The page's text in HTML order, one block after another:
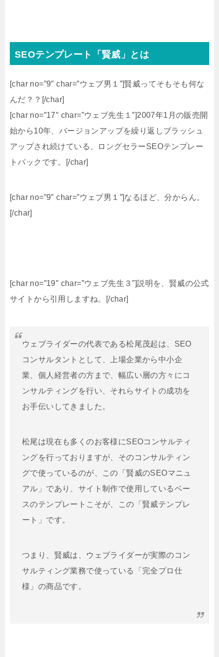
SEOテンプレート「賢威」とは
[char no=”9″ char=”ウェブ男１”]賢威ってそもそも何な
んだ？？[/char]
[char no=”17″ char=”ウェブ先生１”]2007年1月の販売開
始から10年、バージョンアップを繰り返しブラッシュ
アップされ続けている、ロングセラーSEOテンプレー
トパックです。[/char]
[char no=”9″ char=”ウェブ男１”]なるほど、分からん。
[/char]
[char no=”19″ char=”ウェブ先生３”]説明を、賢威の公式
サイトから引用しますね。[/char]
ウェブライダーの代表である松尾茂起は、SEO
コンサルタントとして、上場企業から中小企
業、個人経営者の方まで、幅広い層の方々にコ
ンサルティングを行い、それらサイトの成功を
お手伝いしてきました。
松尾は現在も多くのお客様にSEOコンサルティ
ングを行っておりますが、そのコンサルティン
グで使っているのが、この「賢威のSEOマニュ
アル」であり、サイト制作で使用しているベー
スのテンプレートこそが、この「賢威テンプレ
ート」です。
つまり、賢威は、ウェブライダーが実際のコン
サルティング業務で使っている「完全プロ仕
様」の商品です。